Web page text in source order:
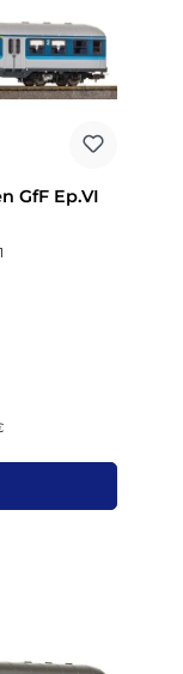
GfF Ep.VI